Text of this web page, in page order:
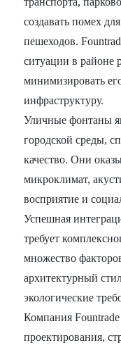
создавать помех
пешеходов.
ситуации в районе
минимизировать
инфраструктуру.
Уличные фонтаны
городской среды,
качество. Они
микроклимат,
восприятие и
Успешная
требует
множество
архитектурный
экологические
Компания Fountrade
проектирования,